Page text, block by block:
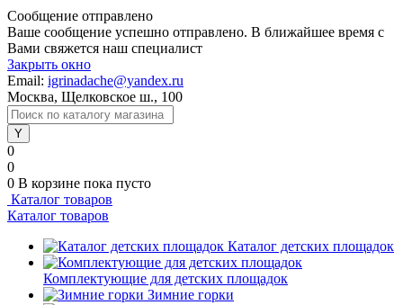
Сообщение отправлено
Ваше сообщение успешно отправлено. В ближайшее время с
Вами свяжется наш специалист
Закрыть окно
Email: igrinadache@yandex.ru
Москва, Щелковское ш., 100
0
0
0 В корзине пока пусто
Каталог товаров
Каталог товаров
Каталог детских площадок
Комплектующие для детских площадок
Зимние горки